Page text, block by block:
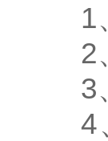
1
2
3
4